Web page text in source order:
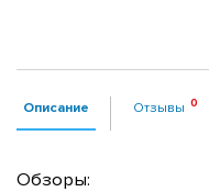
Описание Отзывы
Обзоры: